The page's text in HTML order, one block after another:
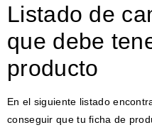
Listado de
que debe
producto
En el siguiente listado
conseguir que tu ficha de